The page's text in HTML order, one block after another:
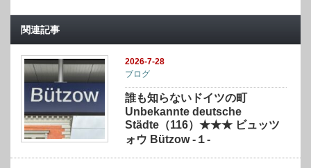
関連記事
2026-7-28
ブログ
誰も知らないドイツの町
Unbekannte deutsche
Städte（116）★★★ ビュッツ
ォウ Bützow -１-